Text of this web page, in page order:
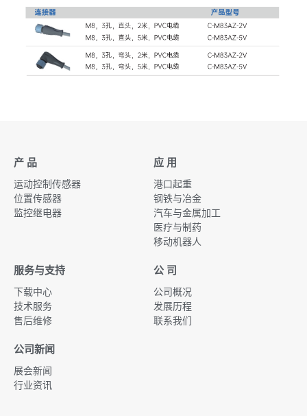
产 品
运动控制传感器
位置传感器
监控继电器
应 用
港口起重
钢铁与冶金
汽车与金属加工
医疗与制药
移动机器人
服务与支持
下载中心
技术服务
售后维修
公 司
公司概况
发展历程
联系我们
公司新闻
展会新闻
行业资讯